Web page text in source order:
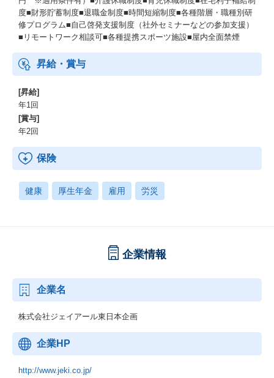
度■財形貯蓄制度■退職金制度■時間短縮制度■各種階層・職種別研
修プログラム■自己啓発支援制度（社外セミナーなどの参加支援）
■リモートワーク相談可■各種提携スポーツ施設■屋内全面禁煙
昇給・賞与
[昇給]
年1回
[賞与]
年2回
保険
健康 厚生年金 雇用 労災
企業情報
企業名
株式会社ジェイアール東日本企画
企業HP
http://www.jeki.co.jp/